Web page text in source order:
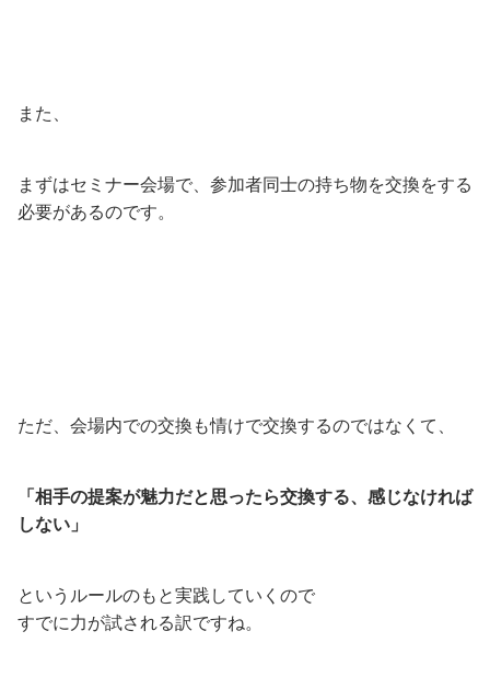
また、
まずはセミナー会場で、参加者同士の持ち物を交換をする
必要があるのです。
ただ、会場内での交換も情けで交換するのではなくて、
「相手の提案が魅力だと思ったら交換する、感じなければ
しない」
というルールのもと実践していくので
すでに力が試される訳ですね。